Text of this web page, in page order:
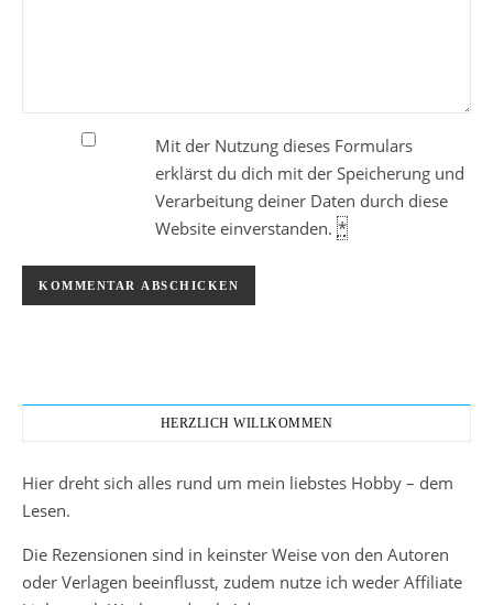
Mit der Nutzung dieses Formulars
erklärst du dich mit der Speicherung und
Verarbeitung deiner Daten durch diese
Website einverstanden. *
HERZLICH WILLKOMMEN
Hier dreht sich alles rund um mein liebstes Hobby – dem
Lesen.
Die Rezensionen sind in keinster Weise von den Autoren
oder Verlagen beeinflusst, zudem nutze ich weder Affiliate